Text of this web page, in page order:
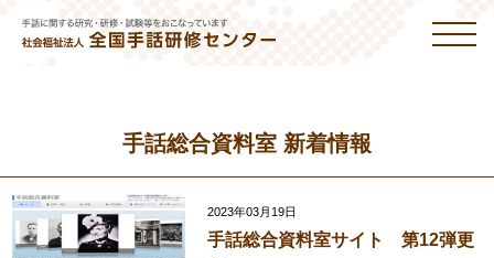
手話総合資料室 新着情報
2023年03月19日
手話総合資料室サイト 第12弾更